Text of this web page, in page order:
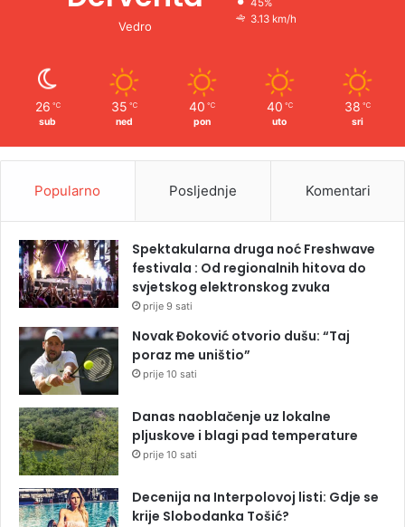
Vedro
45%
3.13 km/h
26 ℃
sub
35 ℃
ned
40 ℃
pon
40 ℃
uto
38 ℃
sri
Popularno Posljednje Komentari
Spektakularna druga noć Freshwave
festivala : Od regionalnih hitova do
svjetskog elektronskog zvuka
prije 9 sati
Novak Đoković otvorio dušu: “Taj
poraz me uništio”
prije 10 sati
Danas naoblačenje uz lokalne
pljuskove i blagi pad temperature
prije 10 sati
Decenija na Interpolovoj listi: Gdje se
krije Slobodanka Tošić?